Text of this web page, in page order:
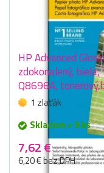
HP Advanced
zdokonalený,
Q8696A,
1 zlaťák
Skladom > 9 ks
7,62 €
6,20 € bez DPH